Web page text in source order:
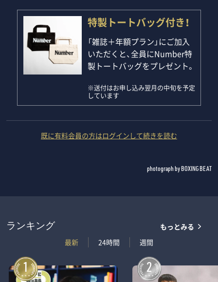
特製トートバッグ付き！
「雑誌＋年額プラン」にご加入
いただくと、全員にNumber特
製トートバッグをプレゼント。
※送付はお申し込み翌月の中旬を予定
しています
既に有料会員の方はログインして続きを読む
photograph by BOXING BEAT
ランキング
最新
24時間 週間
もっとみる
1 2